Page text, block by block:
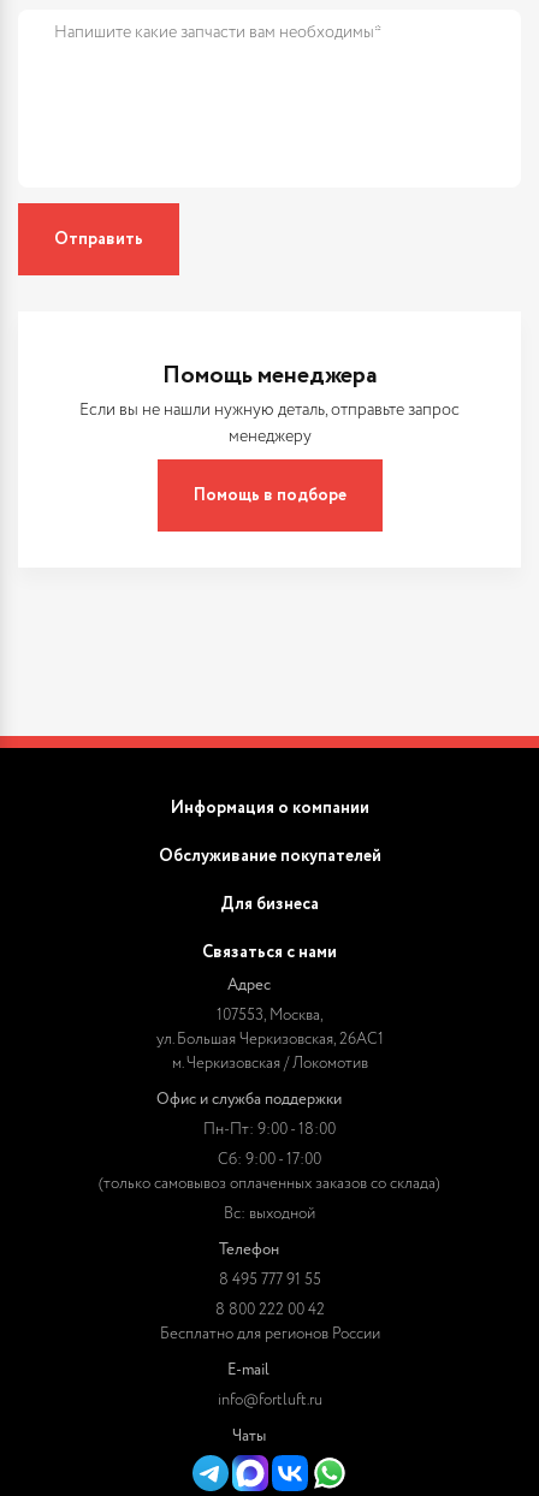
Отправить
Помощь менеджера
Если вы не нашли нужную деталь, отправьте запрос
менеджеру
Помощь в подборе
Информация о компании
Обслуживание покупателей
Для бизнеса
Связаться с нами
Адрес
107553, Москва,
ул. Большая Черкизовская, 26АС1
м. Черкизовская / Локомотив
Офис и служба поддержки
Пн-Пт: 9:00 - 18:00
Сб: 9:00 - 17:00
(только самовывоз оплаченных заказов со склада)
Вс: выходной
Телефон
8 495 777 91 55
8 800 222 00 42
Бесплатно для регионов России
E-mail
info@fortluft.ru
Чаты